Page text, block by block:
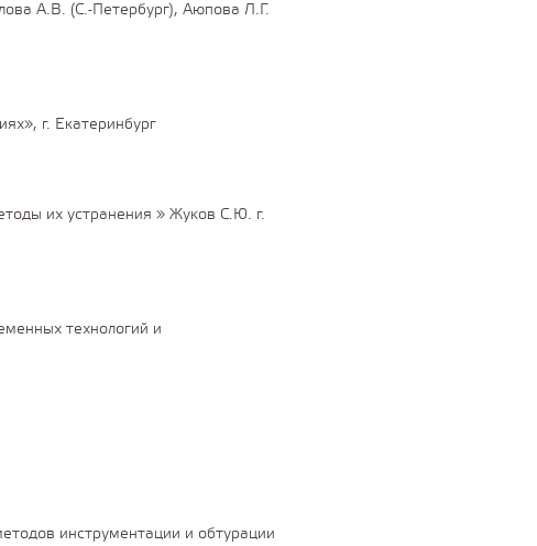
А.В. (С.-Петербург), Аюпова Л.Г.
г. Екатеринбург
их устранения » Жуков С.Ю. г.
технологий и
инструментации и обтурации